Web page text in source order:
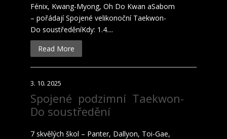
Fénix, Kwang-Myong, Oh Do Kwan aSabom
– pořádají Spojené velikonoční Taekwon-
Do soustředěníKdy: 1.4....
Read More
3. 10. 2025
Spojené podzimní Taekwon-
Do soustředění
7 skvělých škol – Panter, Dallyon, Toi-Gae,